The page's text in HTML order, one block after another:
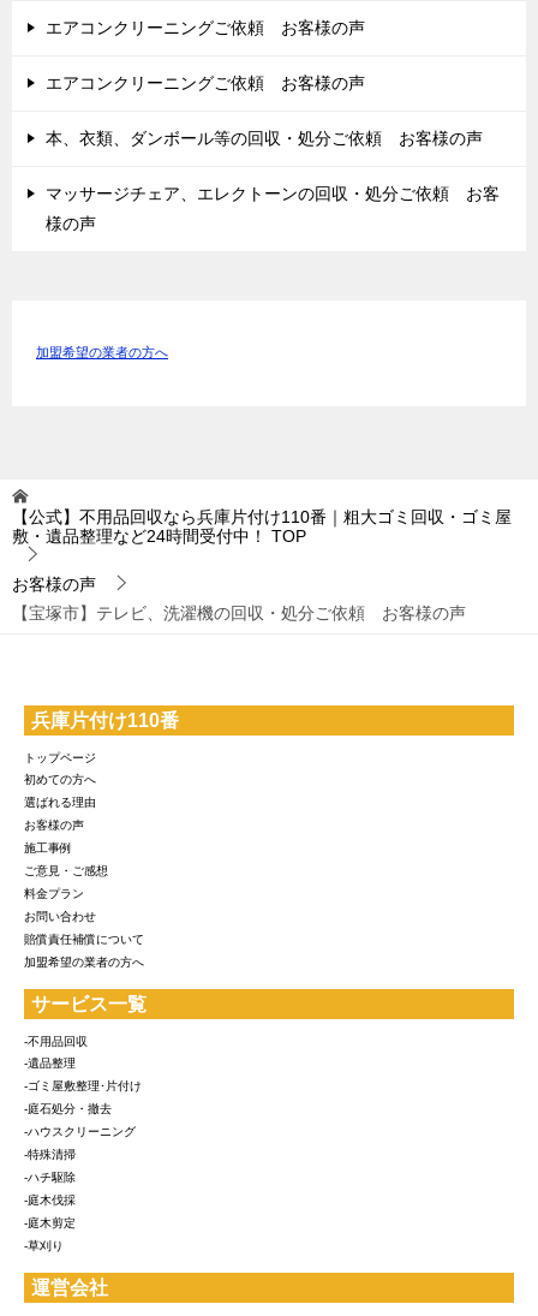
エアコンクリーニングご依頼 お客様の声
エアコンクリーニングご依頼 お客様の声
本、衣類、ダンボール等の回収・処分ご依頼 お客様の声
マッサージチェア、エレクトーンの回収・処分ご依頼 お客
様の声
加盟希望の業者の方へ
【公式】不用品回収なら兵庫片付け110番｜粗大ゴミ回収・ゴミ屋
敷・遺品整理など24時間受付中！
TOP
お客様の声
【宝塚市】テレビ、洗濯機の回収・処分ご依頼 お客様の声
兵庫片付け110番
トップページ
初めての方へ
選ばれる理由
お客様の声
施工事例
ご意見・ご感想
料金プラン
お問い合わせ
賠償責任補償について
加盟希望の業者の方へ
サービス一覧
-不用品回収
-遺品整理
-ゴミ屋敷整理･片付け
-庭石処分・撤去
-ハウスクリーニング
-特殊清掃
-ハチ駆除
-庭木伐採
-庭木剪定
-草刈り
運営会社